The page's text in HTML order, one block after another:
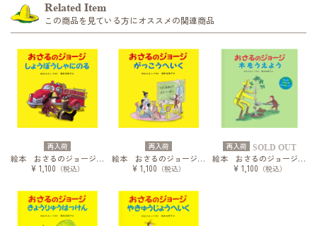
Related Item
この商品を見ている方にオススメの関連商品
再入荷
絵本 おさるのジョージ しょうぼうしゃにのる
¥ 1,100 （税込）
再入荷
絵本 おさるのジョージ がっこうへいく
¥ 1,100 （税込）
再入荷 SOLD OUT
絵本 おさるのジョージ 木をうえよう
¥ 1,100 （税込）